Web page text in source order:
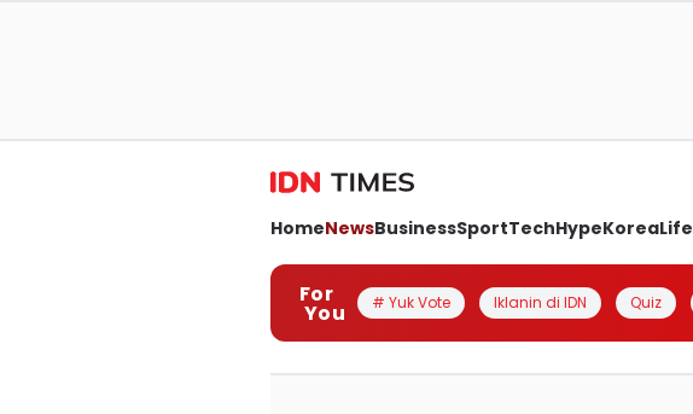
HomeNewsBusinessSportTechHypeKoreaLife
For
You # Yuk Vote Iklanin di IDN Quiz